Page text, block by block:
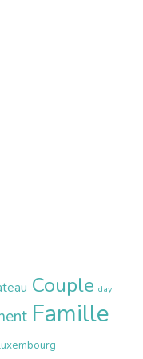
Couple day
Famille